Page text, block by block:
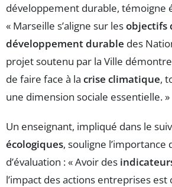
développement durable, témoigne
« Marseille s’aligne sur lesobjectifs
développement durable des
projet soutenu par la Ville
de faire face à la crise climatique,
une dimension sociale essentielle. »
Un enseignant, impliqué dans le
écologiques, souligne l’importance
d’évaluation : « Avoir des
l’impact des actions entreprises est